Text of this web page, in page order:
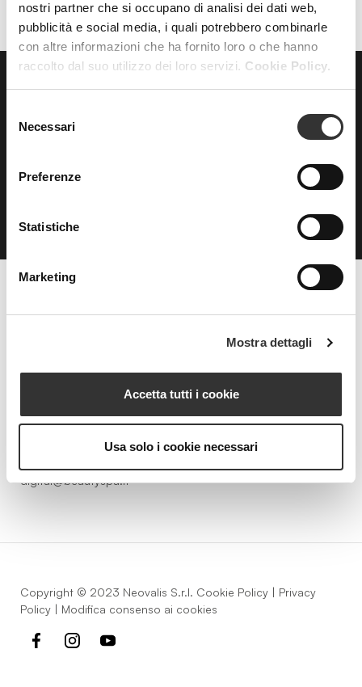
nostri partner che si occupano di analisi dei dati web,
pubblicità e social media, i quali potrebbero combinarle
con altre informazioni che ha fornito loro o che hanno
raccolto dal suo utilizzo dei loro servizi. Cookie Policy.
delNecessari
Preferenze
Statistiche
Marketing
Mostra dettagli
Accetta tutti i cookie
Usa solo i cookie necessari
NEWSLETTER
Strada della Pace, 29, Mezzani
43058 Sorbolo Mezzani
Parma | Italy
P.IVA 03101820342
digital@beautyspa.it
Copyright © 2023 Neovalis S.r.l. Cookie Policy | Privacy
Policy | Modifica consenso ai cookies
facebookinstagramyoutube